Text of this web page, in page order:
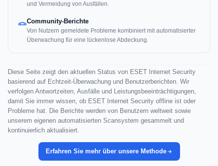
und Vermeidung von Ausfällen.
Community-Berichte
Von Nutzern gemeldete Probleme kombiniert mit automatisierter
Überwachung für eine lückenlose Abdeckung.
Diese Seite zeigt den aktuellen Status von ESET Internet Security
basierend auf Echtzeit-Überwachung und Benutzerberichten. Wir
verfolgen Antwortzeiten, Ausfälle und Leistungsbeeinträchtigungen,
damit Sie immer wissen, ob ESET Internet Security offline ist oder
Probleme hat. Die Berichte werden von Benutzern weltweit sowie
unserem eigenen automatisierten Scansystem gesammelt und
kontinuierlich aktualisiert.
Erfahren Sie mehr über unsere Methode